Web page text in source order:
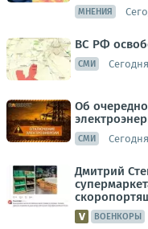
МНЕНИЯ
ВС РФ
СМИ
Об
СМИ
Дмитрий
ВОЕНКОРЫ